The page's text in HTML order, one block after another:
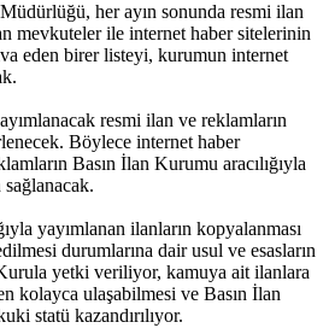
her ayın sonunda resmi ilan
mevkuteler ile internet haber sitelerinin
eden birer listeyi, kurumun internet
resmi ilan ve reklamların
Böylece internet haber
Basın İlan Kurumu aracılığıyla
yayımlanan ilanların kopyalanması
durumlarına dair usul ve esasların
yetki veriliyor, kamuya ait ilanlara
kolayca ulaşabilmesi ve Basın İlan
statü kazandırılıyor.